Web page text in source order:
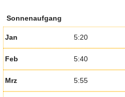
Sonnenaufgang
Jan 5:20
Feb 5:40
Mrz 5:55